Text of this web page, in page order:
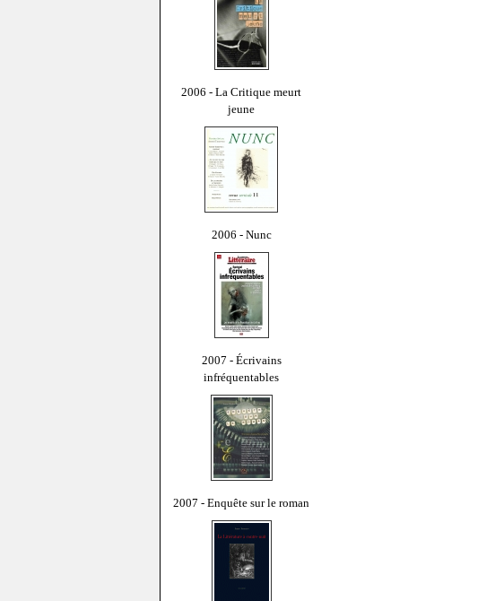
2006 - La Critique meurt
jeune
2006 - Nunc
2007 - Écrivains
infréquentables
2007 - Enquête sur le roman